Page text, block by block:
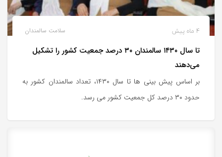
سلامت سالمندان 4 ماه پیش
تا سال ۱۴۳۰ سالمندان ۳۰ درصد جمعیت کشور را تشکیل
می‌دهند
بر اساس پیش بینی ها تا سال ۱۴۳۰، تعداد سالمندان کشور به
حدود ۳۰ درصد کل جمعیت کشور می رسد.